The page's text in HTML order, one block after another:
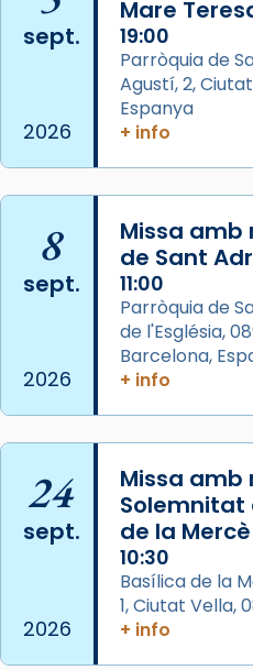
2 weeks ago
Aquest dilluns, 27 de
missa d’acció de
comitè organitzador
del Sant Pare Lleó XIV
L’arquebisbe de
Josep Omella, ha
concelebrat el bisbe
Mons. David Abadías.
📸 Dr. G. Simón
View on Facebook ·
Arquebisbat de
Memòria de les
Semproniana, verges i
Acompanyant la
partir de l’Edat
que les santes Juliana
sept.
2026
Mare
19:00
Parròquia de
Agustí, 2,
Espanya
+ info
8
sept.
2026
Missa amb
de Sant
11:00
Parròquia de
de l'Església,
Barcelona,
+ info
24
sept.
2026
Missa amb
Solemnitat
de la Mercè
10:30
Basílica de la
1, Ciutat Vella,
+ info